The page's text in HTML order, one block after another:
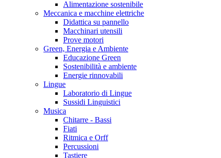
Alimentazione sostenibile
Meccanica e macchine elettriche
Didattica su pannello
Macchinari utensili
Prove motori
Green, Energia e Ambiente
Educazione Green
Sostenibilità e ambiente
Energie rinnovabili
Lingue
Laboratorio di Lingue
Sussidi Linguistici
Musica
Chitarre - Bassi
Fiati
Ritmica e Orff
Percussioni
Tastiere